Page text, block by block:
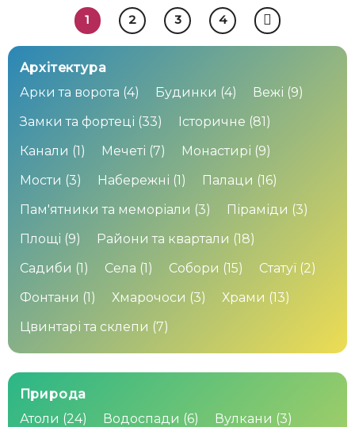
1 2 3 4
Архітектура
Арки та ворота (4) Будинки (4) Вежі (9)
Замки та фортеці (33) Історичне (81)
Канали (1) Мечеті (7) Монастирі (9)
Мости (3) Набережні (1) Палаци (16)
Пам'ятники та меморіали (3) Піраміди (3)
Площі (9) Райони та квартали (18)
Садиби (1) Села (1) Собори (15) Статуї (2)
Фонтани (1) Хмарочоси (3) Храми (13)
Цвинтарі та склепи (7)
Природа
Атоли (24) Водоспади (6) Вулкани (3)